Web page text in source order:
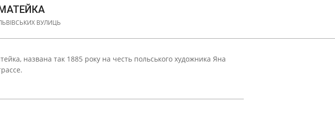
ВУЛИЦЬ
названа так 1885 року на честь польського художника Яна